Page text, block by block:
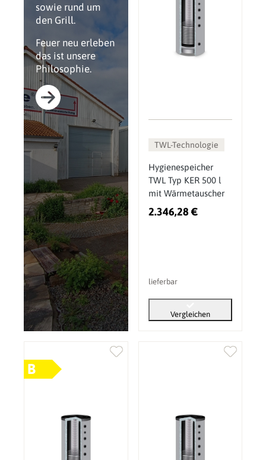
sowie rund um
den Grill.
Feuer neu erleben
das ist unsere
Philosophie.
TWL-Technologie
Hygienespeicher
TWL Typ KER 500 l
mit Wärmetauscher
2.346,28 €
lieferbar
Vergleichen
B